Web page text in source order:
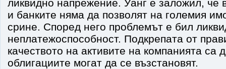
ликвидно напрежение. Уанг е заложил, че
и банките няма да позволят на големия
срине. Според него проблемът е бил
неплатежоспособност. Подкрепата от
качеството на активите на компанията са
облигациите могат да се възстановят.